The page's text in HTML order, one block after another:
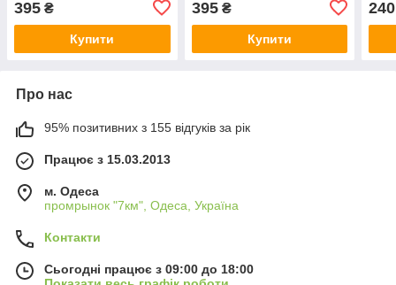
395 ₴
Купити
395₴
Купити
240
Про нас
95% позитивних з 155 відгуків за рік
Працює з 15.03.2013
м. Одеса
промрынок "7км", Одеса, Україна
Контакти
Сьогодні працює з 09:00 до 18:00